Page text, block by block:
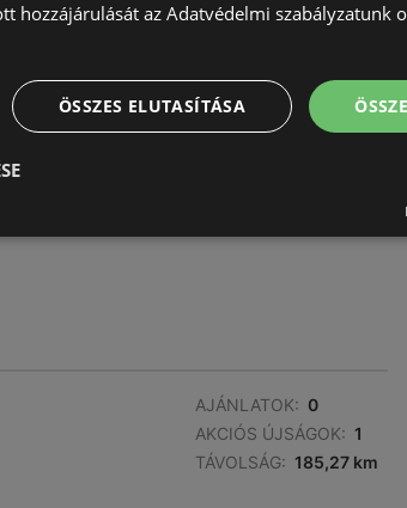
AJÁNLATOK: 0
AKCIÓS ÚJSÁGOK: 1
TÁVOLSÁG: 185,27 km
hozzájárulását az Adatvédelmi szabályzatunk
ÖSSZES ELUTASÍTÁSA